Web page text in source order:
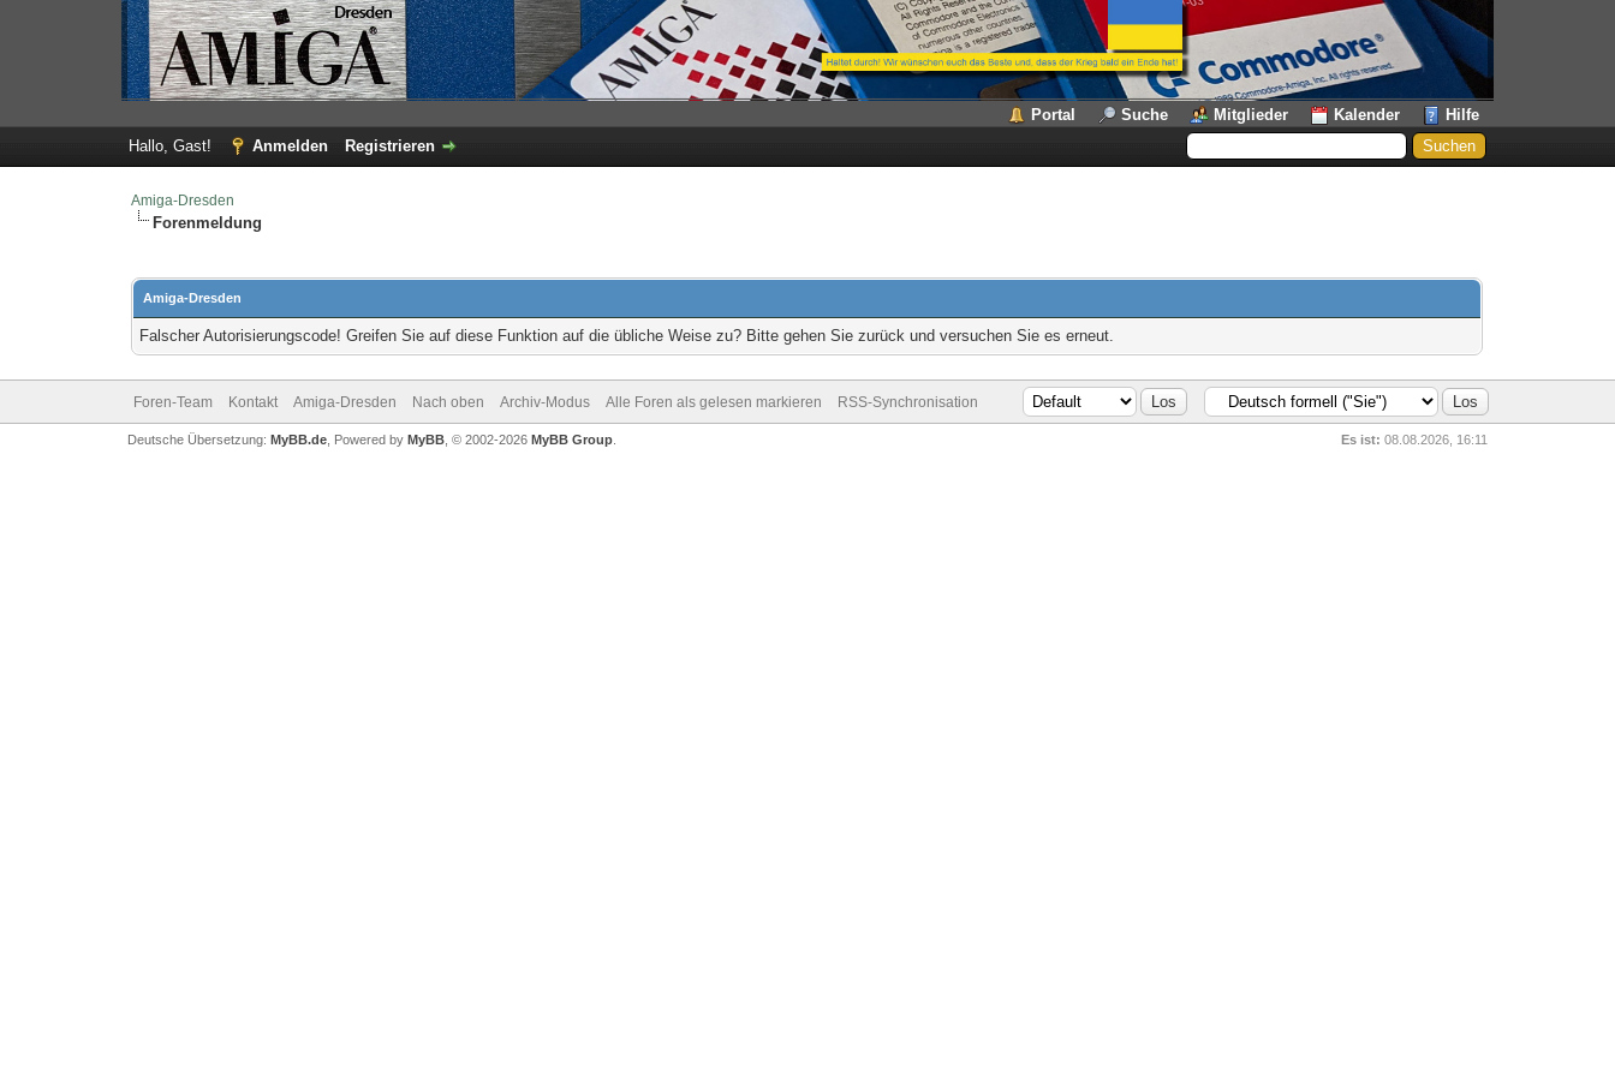
Portal Suche Mitglieder Kalender
Hilfe
Hallo, Gast!
Anmelden Registrieren
Amiga-Dresden
Forenmeldung
Amiga-Dresden
Falscher Autorisierungscode! Greifen Sie auf diese Funktion auf die übliche Weise zu? Bitte gehen Sie zurück und versuchen Sie es erneut.
Foren-Team Kontakt Amiga-Dresden Nach oben Archiv-Modus Alle Foren als gelesen markieren RSS-Synchronisation
Es ist: 08.08.2026, 16:11
Deutsche Übersetzung: MyBB.de, Powered by MyBB, © 2002-2026 MyBB Group.